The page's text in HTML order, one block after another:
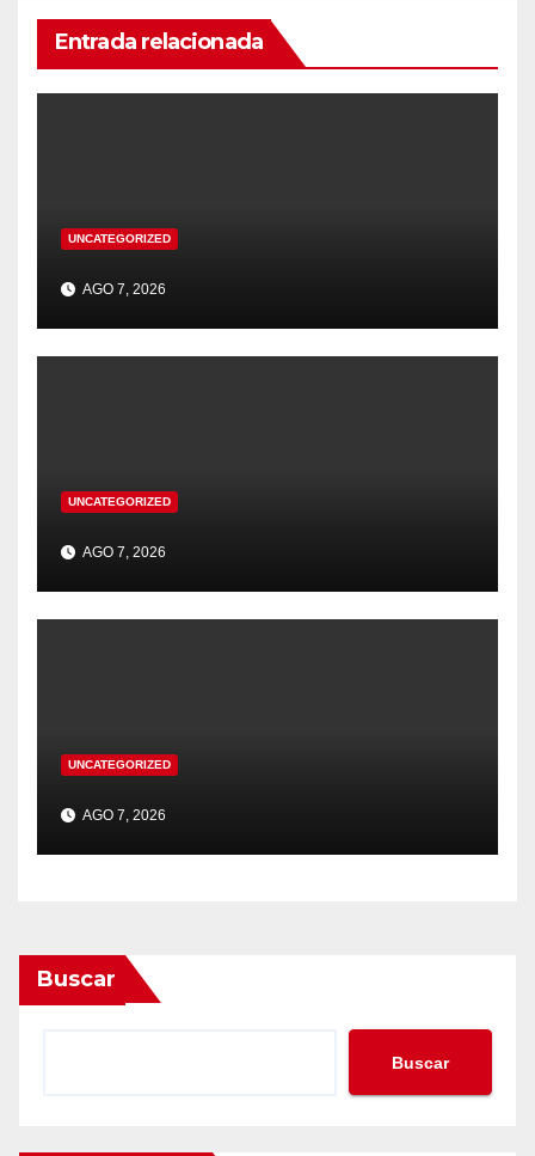
Entrada relacionada
UNCATEGORIZED
AGO 7, 2026
UNCATEGORIZED
AGO 7, 2026
UNCATEGORIZED
AGO 7, 2026
Buscar
Buscar